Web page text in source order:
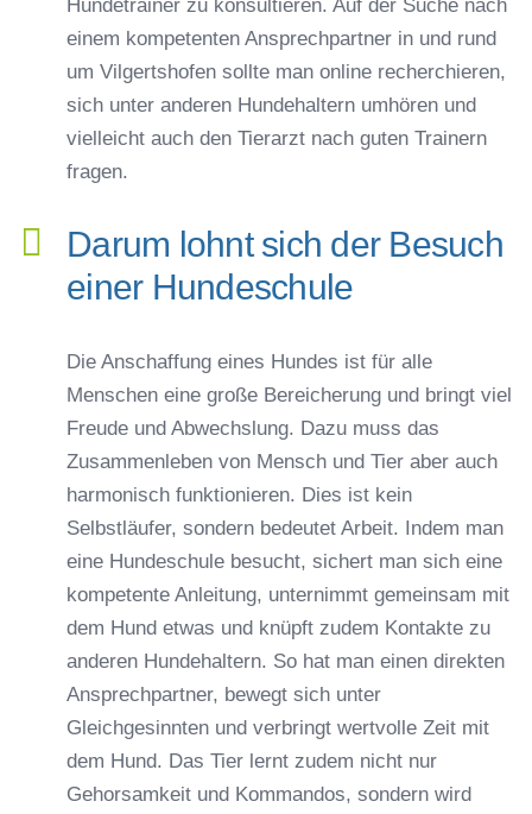
Hundetrainer zu konsultieren. Auf der Suche nach
einem kompetenten Ansprechpartner in und rund
um Vilgertshofen sollte man online recherchieren,
sich unter anderen Hundehaltern umhören und
vielleicht auch den Tierarzt nach guten Trainern
fragen.
Darum lohnt sich der Besuch
einer Hundeschule
Die Anschaffung eines Hundes ist für alle
Menschen eine große Bereicherung und bringt viel
Freude und Abwechslung. Dazu muss das
Zusammenleben von Mensch und Tier aber auch
harmonisch funktionieren. Dies ist kein
Selbstläufer, sondern bedeutet Arbeit. Indem man
eine Hundeschule besucht, sichert man sich eine
kompetente Anleitung, unternimmt gemeinsam mit
dem Hund etwas und knüpft zudem Kontakte zu
anderen Hundehaltern. So hat man einen direkten
Ansprechpartner, bewegt sich unter
Gleichgesinnten und verbringt wertvolle Zeit mit
dem Hund. Das Tier lernt zudem nicht nur
Gehorsamkeit und Kommandos, sondern wird